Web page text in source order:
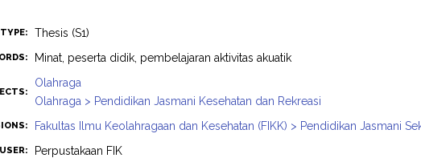
Thesis (S1)
Minat, peserta didik, pembelajaran aktivitas akuatik
Olahraga
Olahraga > Pendidikan Jasmani Kesehatan dan Rekreasi
Fakultas Ilmu Keolahragaan dan Kesehatan (FIKK) > Pendidikan Jasmani
Perpustakaan FIK